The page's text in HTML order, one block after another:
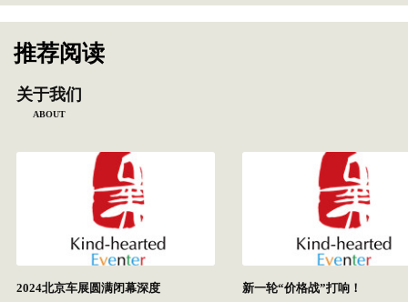
推荐阅读
关于我们
ABOUT
2024北京车展圆满闭幕深度
新一轮“价格战”打响！